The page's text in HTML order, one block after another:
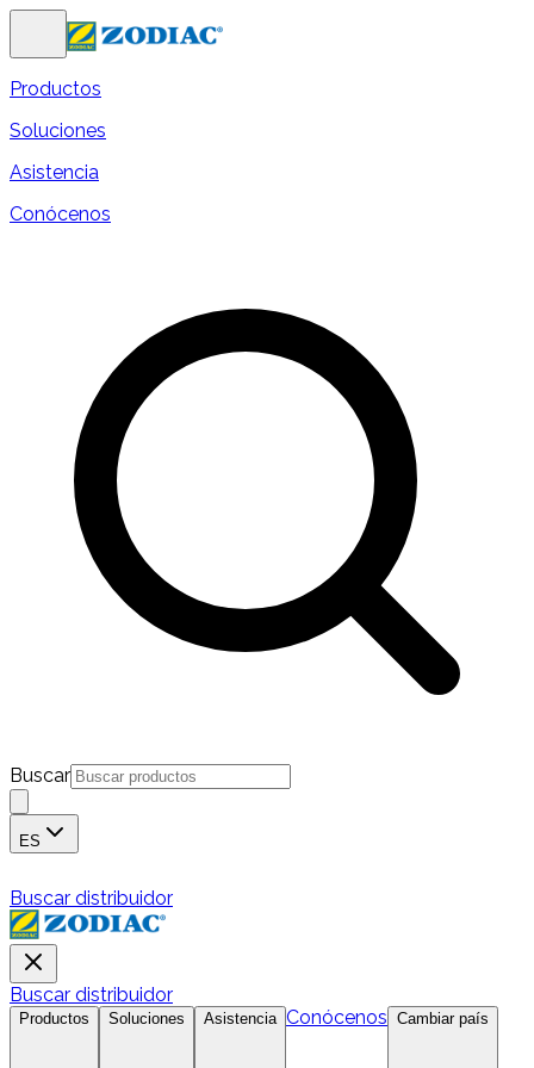
Productos
Soluciones
Asistencia
Conócenos
Buscar
ES
Buscar distribuidor
Buscar distribuidor
Productos Soluciones Asistencia Conócenos Cambiar país